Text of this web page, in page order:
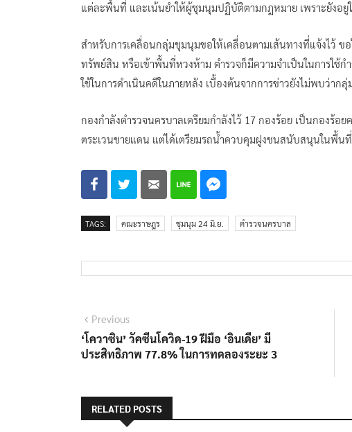
แต่ละพื้นที่ และเน้นยำให้ผู้ชุมนุมปฏิบัติตามกฎหมาย เพราะยังอยู่
สำหรับการเคลื่อนกลุ่มชุมนุมขอให้เคลื่อนตามเส้นทางที่แจ้งไว้ ข
ทรัพย์สิน หรือเข้าพื้นที่หวงห้าม ตำรวจก็มีความจำเป็นในการใช้
ใช้ในการดำเนินคดีในภายหลัง เบื้องต้นจากการข่าวยังไม่พบว่า
กองกำลังตำรวจนครบาลเตรียมกำลังไว้ 17 กองร้อย เป็นกองร้อ
ตระเวนชายแดน แต่ได้เตรียมรถน้ำควบคุมฝูงชนสนับสนุนในพื้น
TAGS: คณะราษฎร ชุมนุม 24 มิ.ย. ตำรวจนครบาล
แนะแนว
เรื่อง
PreviousPrevious
post:
‘โควาซิน’ วัคซีนโควิด-19 ฝีมือ ‘อินเดีย’ มี
ประสิทธิภาพ 77.8% ในการทดลองระยะ 3
RELATED POSTS